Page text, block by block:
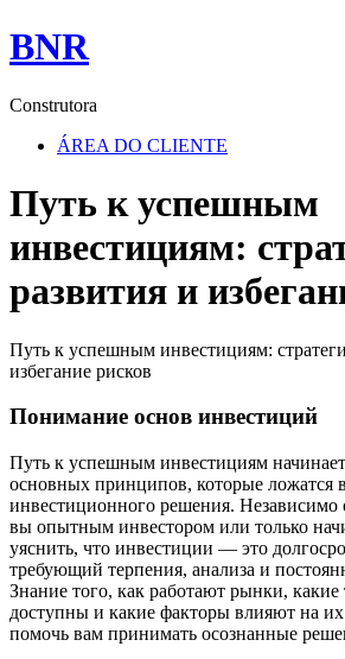
BNR
Construtora
ÁREA DO CLIENTE
Путь к успешным
инвестициям:
развития и
Путь к успешным инвестициям:
избегание рисков
Понимание основ инвестиций
Путь к успешным инвестициям
основных принципов, которые ложатся
инвестиционного решения. Независимо
вы опытным инвестором или только
уяснить, что инвестиции — это
требующий терпения, анализа и
Знание того, как работают рынки,
доступны и какие факторы влияют на
помочь вам принимать осознанные